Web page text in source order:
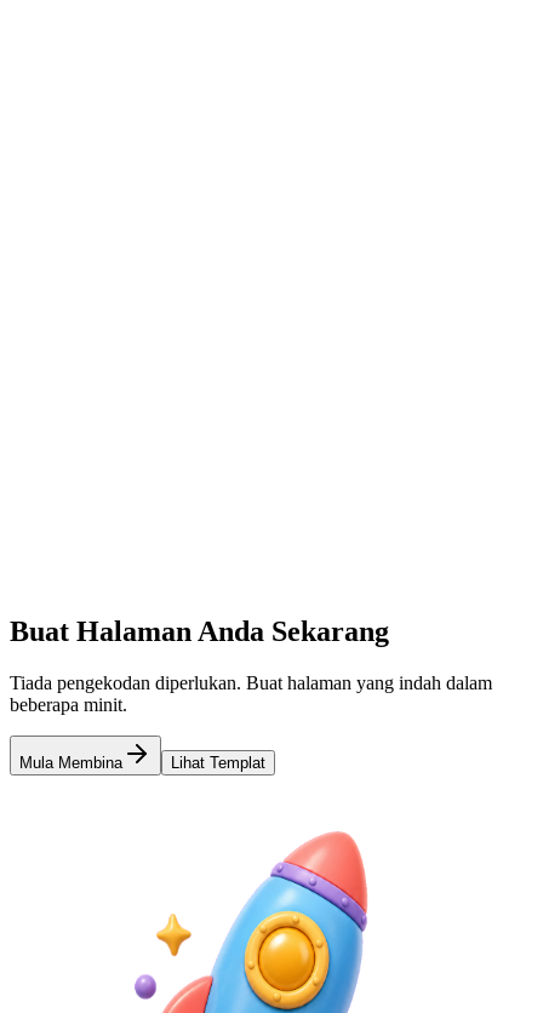
Dapatkan pautan pendek dan kongsi di mana-mana sahaja
Buat Halaman Anda Sekarang
Tiada pengekodan diperlukan. Buat halaman yang indah dalam
beberapa minit.
Mula Membina Lihat Templat